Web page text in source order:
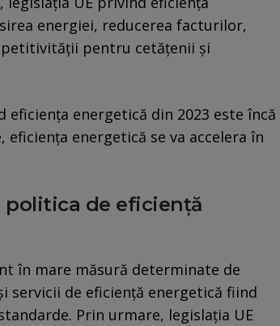
energiei, reducerea facturilor,
pentru cetățenii și
eficiența energetică din 2023 este încă
energetică se va accelera în
politica de eficiență
în mare măsură determinate de
servicii de eficiență energetică fiind
Prin urmare, legislația UE